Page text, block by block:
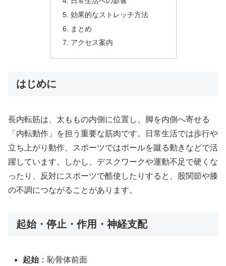
効果的なストレッチ方法
まとめ
アクセス案内
はじめに
長内転筋は、太ももの内側に位置し、脚を内側へ寄せる
「内転動作」を担う重要な筋肉です。日常生活では歩行や
立ち上がり動作、スポーツではボールを蹴る動きなどで活
躍しています。しかし、デスクワークや運動不足で硬くな
ったり、反対にスポーツで酷使したりすると、股関節や膝
の不調につながることがあります。
起始・停止・作用・神経支配
起始：恥骨体前面